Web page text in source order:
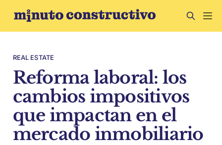
REAL ESTATE
Reforma laboral: los
cambios impositivos
que impactan en el
mercado inmobiliario